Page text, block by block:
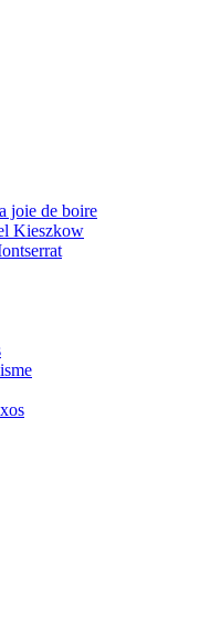
joie de boire
Kieszkow